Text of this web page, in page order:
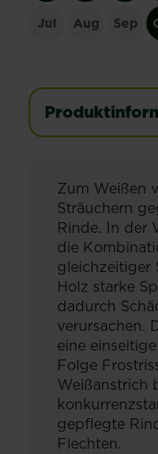
Jul Aug Sep
Zum Weißen
Sträuchern
Rinde. In der
die
gleichzeitiger
Holz starke
dadurch
verursachen.
eine
Folge
Weißanstrich
gepflegte
Flechten.